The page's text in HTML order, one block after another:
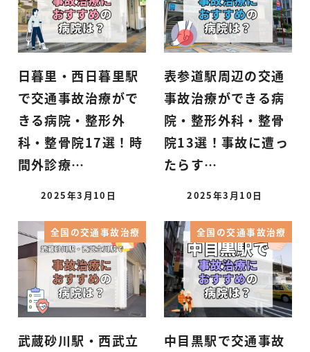
日暮里・西日暮里駅
で交通事故治療がで
きる病院・整形外
科・整骨院17選！時
間外診療…
2025年3月10日
表参道駅周辺の交通
事故治療ができる病
院・整形外科・整骨
院13選！事故に遭っ
たらす…
2025年3月10日
全国の交通事故治療
武蔵砂川駅・西武立
全国の交通事故治療
中目黒駅で交通事故